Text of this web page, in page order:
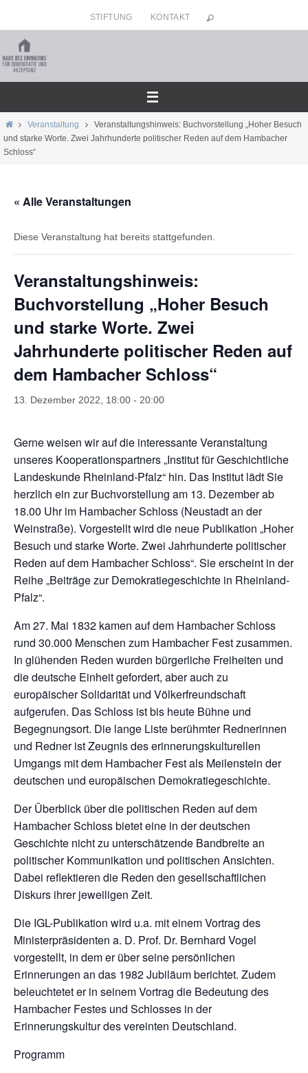
Inhalt
springen
STIFTUNG KONTAKT
HomeVeranstaltung
Veranstaltungshinweis: Buchvorstellung „Hoher Besuch
und starke Worte. Zwei Jahrhunderte politischer Reden auf dem Hambacher
Schloss“
« Alle Veranstaltungen
Diese Veranstaltung hat bereits stattgefunden.
Veranstaltungshinweis:
Buchvorstellung „Hoher Besuch
und starke Worte. Zwei
Jahrhunderte politischer Reden auf
dem Hambacher Schloss“
13. Dezember 2022, 18:00 - 20:00
Gerne weisen wir auf die interessante Veranstaltung
unseres Kooperationspartners „Institut für Geschichtliche
Landeskunde Rheinland-Pfalz“ hin. Das Institut lädt Sie
herzlich ein zur Buchvorstellung am 13. Dezember ab
18.00 Uhr im Hambacher Schloss (Neustadt an der
Weinstraße). Vorgestellt wird die neue Publikation „Hoher
Besuch und starke Worte. Zwei Jahrhunderte politischer
Reden auf dem Hambacher Schloss“. Sie erscheint in der
Reihe „Beiträge zur Demokratiegeschichte in Rheinland-
Pfalz“.
Am 27. Mai 1832 kamen auf dem Hambacher Schloss
rund 30.000 Menschen zum Hambacher Fest zusammen.
In glühenden Reden wurden bürgerliche Freiheiten und
die deutsche Einheit gefordert, aber auch zu
europäischer Solidarität und Völkerfreundschaft
aufgerufen. Das Schloss ist bis heute Bühne und
Begegnungsort. Die lange Liste berühmter Rednerinnen
und Redner ist Zeugnis des erinnerungskulturellen
Umgangs mit dem Hambacher Fest als Meilenstein der
deutschen und europäischen Demokratiegeschichte.
Der Überblick über die politischen Reden auf dem
Hambacher Schloss bietet eine in der deutschen
Geschichte nicht zu unterschätzende Bandbreite an
politischer Kommunikation und politischen Ansichten.
Dabei reflektieren die Reden den gesellschaftlichen
Diskurs ihrer jeweiligen Zeit.
Die IGL-Publikation wird u.a. mit einem Vortrag des
Ministerpräsidenten a. D. Prof. Dr. Bernhard Vogel
vorgestellt, in dem er über seine persönlichen
Erinnerungen an das 1982 Jubiläum berichtet. Zudem
beleuchtetet er in seinem Vortrag die Bedeutung des
Hambacher Festes und Schlosses in der
Erinnerungskultur des vereinten Deutschland.
Programm